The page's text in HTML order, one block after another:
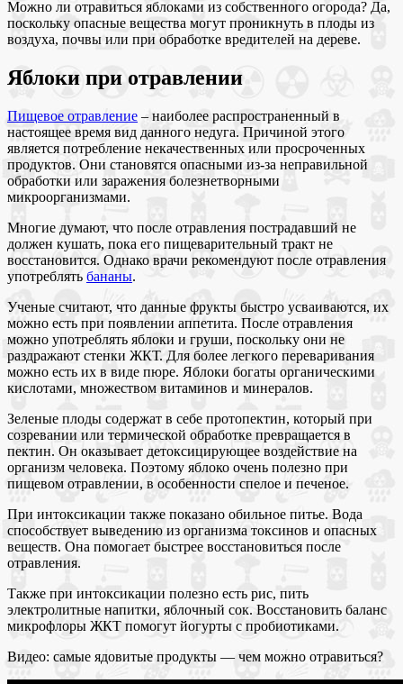
Можно ли отравиться яблоками из собственного огорода? Да,
поскольку опасные вещества могут проникнуть в плоды из
воздуха, почвы или при обработке вредителей на дереве.
Яблоки при отравлении
Пищевое отравление – наиболее распространенный в
настоящее время вид данного недуга. Причиной этого
является потребление некачественных или просроченных
продуктов. Они становятся опасными из-за неправильной
обработки или заражения болезнетворными
микроорганизмами.
Многие думают, что после отравления пострадавший не
должен кушать, пока его пищеварительный тракт не
восстановится. Однако врачи рекомендуют после отравления
употреблять бананы.
Ученые считают, что данные фрукты быстро усваиваются, их
можно есть при появлении аппетита. После отравления
можно употреблять яблоки и груши, поскольку они не
раздражают стенки ЖКТ. Для более легкого переваривания
можно есть их в виде пюре. Яблоки богаты органическими
кислотами, множеством витаминов и минералов.
Зеленые плоды содержат в себе протопектин, который при
созревании или термической обработке превращается в
пектин. Он оказывает детоксицирующее воздействие на
организм человека. Поэтому яблоко очень полезно при
пищевом отравлении, в особенности спелое и печеное.
При интоксикации также показано обильное питье. Вода
способствует выведению из организма токсинов и опасных
веществ. Она помогает быстрее восстановиться после
отравления.
Также при интоксикации полезно есть рис, пить
электролитные напитки, яблочный сок. Восстановить баланс
микрофлоры ЖКТ помогут йогурты с пробиотиками.
Видео: самые ядовитые продукты — чем можно отравиться?